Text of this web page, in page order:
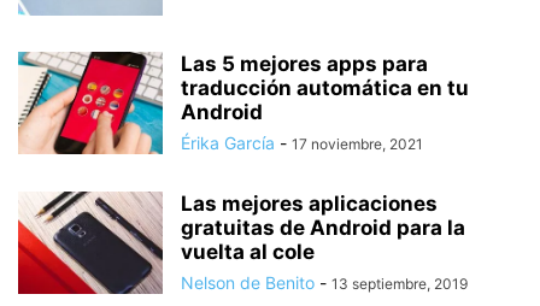
Las 5 mejores apps para
traducción automática en tu
Android
Érika García - 17 noviembre, 2021
Las mejores aplicaciones
gratuitas de Android para la
vuelta al cole
Nelson de Benito - 13 septiembre, 2019